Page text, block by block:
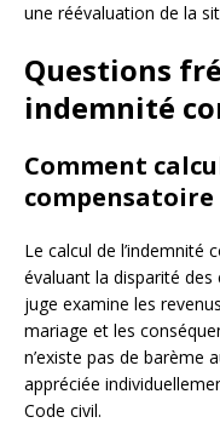
une réévaluation de la
Questions
indemnité
Comment
compensatoire
Le calcul de l’indemnité
évaluant la disparité
juge examine les
mariage et les
n’existe pas de barème
appréciée
Code civil.